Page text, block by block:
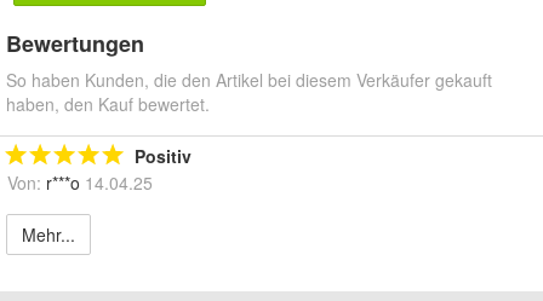
Bewertungen
So haben Kunden, die den Artikel bei diesem Verkäufer gekauft
haben, den Kauf bewertet.
Positiv
Von: r***o 14.04.25
Mehr...